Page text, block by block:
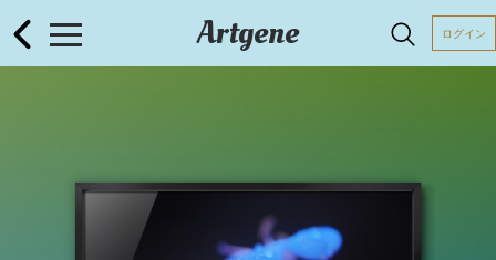
Artgene ログイン